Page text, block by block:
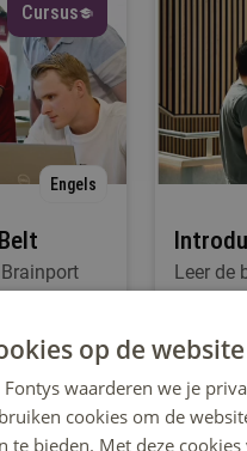
Cursus
Engels
practical
Leer de
op de
Fontys waarderen we je
cookies om de
te bieden. Met deze